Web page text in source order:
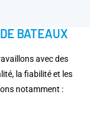
BATEAUX
avec des
la fiabilité et les
notamment :